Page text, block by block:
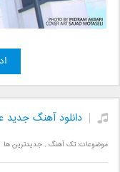
دانلود آهنگ جدید
موضوعات:تک آهنگ ,جدیدترین ها